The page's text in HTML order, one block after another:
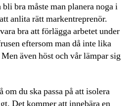
bra måste man planera noga i
anlita rätt markentreprenör.
bra att förlägga arbetet under
eftersom man då inte lika
även höst och vår lämpar sig
om du ska passa på att isolera